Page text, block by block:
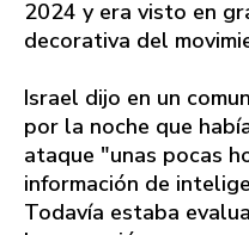
2024 y era visto en
decorativa del
Israel dijo en un
por la noche que
ataque "unas pocas
información de
Todavía estaba